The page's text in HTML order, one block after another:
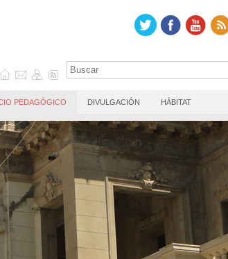
PEDAGÓGICO DIVULGACIÓN HÁBITAT